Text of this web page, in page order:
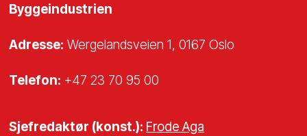
Byggeindustrien
Adresse: Wergelandsveien 1, 0167 Oslo
Telefon: +47 23 70 95 00
Sjefredaktør (konst.): Frode Aga